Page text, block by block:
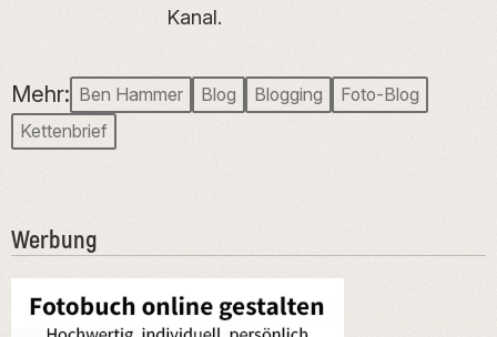
Kanal.
Mehr: Ben Hammer Blog Blogging
Foto-Blog
Kettenbrief
Werbung